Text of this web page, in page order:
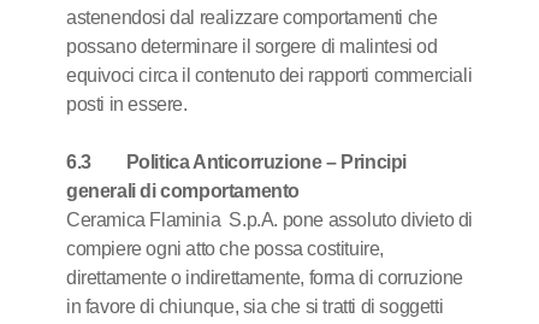
astenendosi dal realizzare comportamenti che
possano determinare il sorgere di malintesi od
equivoci circa il contenuto dei rapporti commerciali
posti in essere.
6.3 Politica Anticorruzione – Principi
generali di comportamento
Ceramica Flaminia S.p.A. pone assoluto divieto di
compiere ogni atto che possa costituire,
direttamente o indirettamente, forma di corruzione
in favore di chiunque, sia che si tratti di soggetti